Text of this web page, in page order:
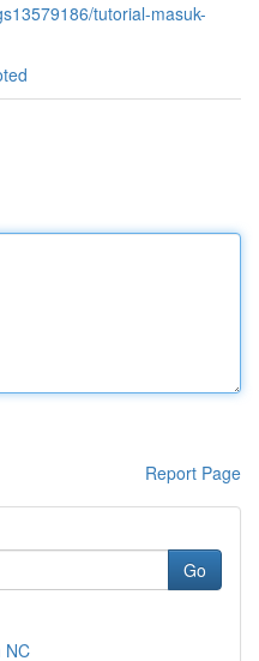
tutorial-masuk-
Report Page
Go
NC